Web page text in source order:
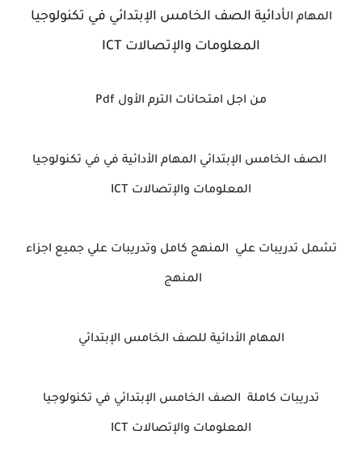
المهام الأدائية الصف الخامس الإبتدائي في تكنولوجيا
المعلومات والإتصالات ICT
من اجل امتحانات الترم الأول Pdf
الصف الخامس الإبتدائي المهام الأدائية في في تكنولوجيا
المعلومات والإتصالات ICT
تشمل تدريبات علي المنهج كامل وتدريبات علي جميع اجزاء
المنهج
المهام الأدائية للصف الخامس الإبتدائي
تدريبات كاملة الصف الخامس الإبتدائي في تكنولوجيا
المعلومات والإتصالات ICT